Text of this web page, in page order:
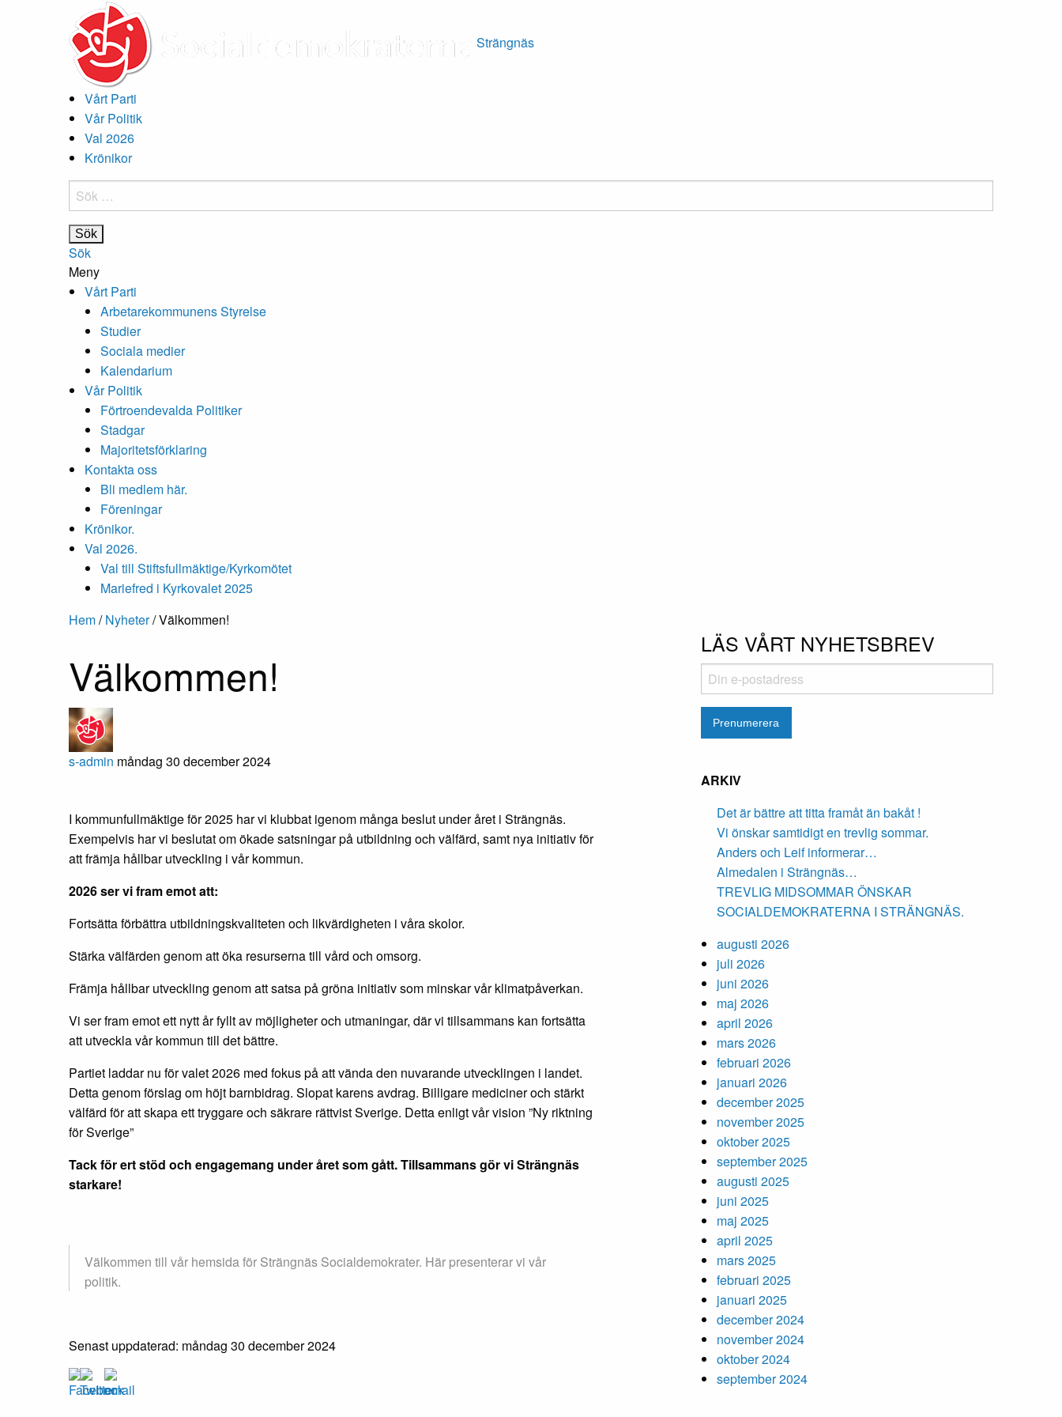
Strängnäs
Vårt Parti
Vår Politik
Val 2026
Krönikor
Sök
efter:
Sök
Meny
Vårt Parti
Arbetarekommunens Styrelse
Studier
Sociala medier
Kalendarium
Vår Politik
Förtroendevalda Politiker
Stadgar
Majoritetsförklaring
Kontakta oss
Bli medlem här.
Föreningar
Krönikor.
Val 2026.
Val till Stiftsfullmäktige/Kyrkomötet
Mariefred i Kyrkovalet 2025
Hem/Nyheter/Välkommen!
Välkommen!
s-admin måndag 30 december 2024
I kommunfullmäktige för 2025 har vi klubbat igenom många beslut under året i Strängnäs.
Exempelvis har vi beslutat om ökade satsningar på utbildning och välfärd, samt nya initiativ för
att främja hållbar utveckling i vår kommun.
2026 ser vi fram emot att:
Fortsätta förbättra utbildningskvaliteten och likvärdigheten i våra skolor.
Stärka välfärden genom att öka resurserna till vård och omsorg.
Främja hållbar utveckling genom att satsa på gröna initiativ som minskar vår klimatpåverkan.
Vi ser fram emot ett nytt år fyllt av möjligheter och utmaningar, där vi tillsammans kan fortsätta
att utveckla vår kommun till det bättre.
Partiet laddar nu för valet 2026 med fokus på att vända den nuvarande utvecklingen i landet.
Detta genom förslag om höjt barnbidrag. Slopat karens avdrag. Billigare mediciner och stärkt
välfärd för att skapa ett tryggare och säkrare rättvist Sverige. Detta enligt vår vision ”Ny riktning
för Sverige”
Tack för ert stöd och engagemang under året som gått. Tillsammans gör vi Strängnäs
starkare!
Välkommen till vår hemsida för Strängnäs Socialdemokrater. Här presenterar vi vår
politik.
Senast uppdaterad: måndag 30 december 2024
LÄS VÅRT NYHETSBREV
ARKIV
Det är bättre att titta framåt än bakåt !
Vi önskar samtidigt en trevlig sommar.
Anders och Leif informerar…
Almedalen i Strängnäs…
TREVLIG MIDSOMMAR ÖNSKAR
SOCIALDEMOKRATERNA I STRÄNGNÄS.
augusti 2026
juli 2026
juni 2026
maj 2026
april 2026
mars 2026
februari 2026
januari 2026
december 2025
november 2025
oktober 2025
september 2025
augusti 2025
juni 2025
maj 2025
april 2025
mars 2025
februari 2025
januari 2025
december 2024
november 2024
oktober 2024
september 2024